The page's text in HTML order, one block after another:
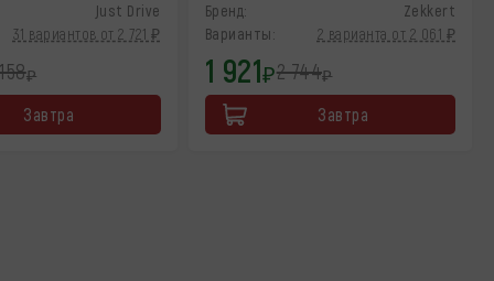
Just Drive
31 вариантов от 2 721 ₽
₽
Завтра
Бренд:
Zekkert
Варианты:
2 варианта от 2 061 ₽
1 921₽2 744₽
Завтра